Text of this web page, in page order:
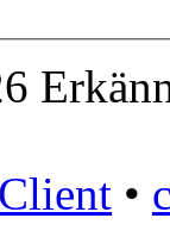
Client •